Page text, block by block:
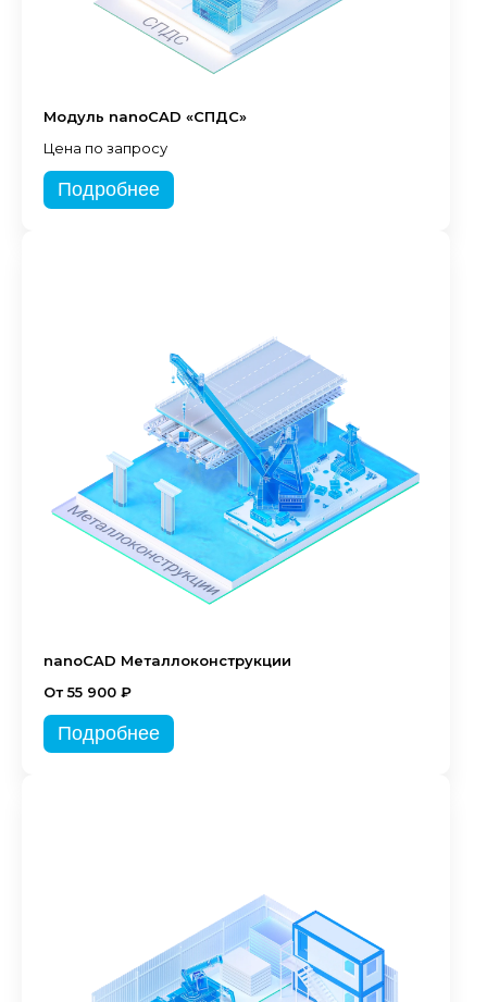
Модуль nanoCAD «СПДС»
Цена по запросу
Подробнее
nanoCAD Металлоконструкции
От 55 900 ₽
Подробнее